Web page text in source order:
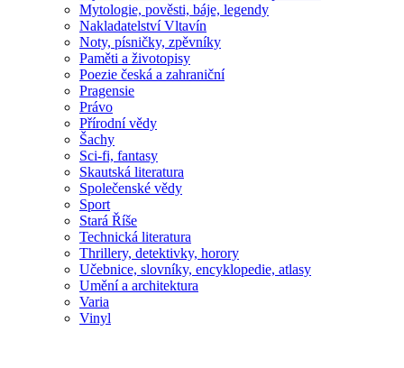
Mytologie, pověsti, báje, legendy
Nakladatelství Vltavín
Noty, písničky, zpěvníky
Paměti a životopisy
Poezie česká a zahraniční
Pragensie
Právo
Přírodní vědy
Šachy
Sci-fi, fantasy
Skautská literatura
Společenské vědy
Sport
Stará Říše
Technická literatura
Thrillery, detektivky, horory
Učebnice, slovníky, encyklopedie, atlasy
Umění a architektura
Varia
Vinyl